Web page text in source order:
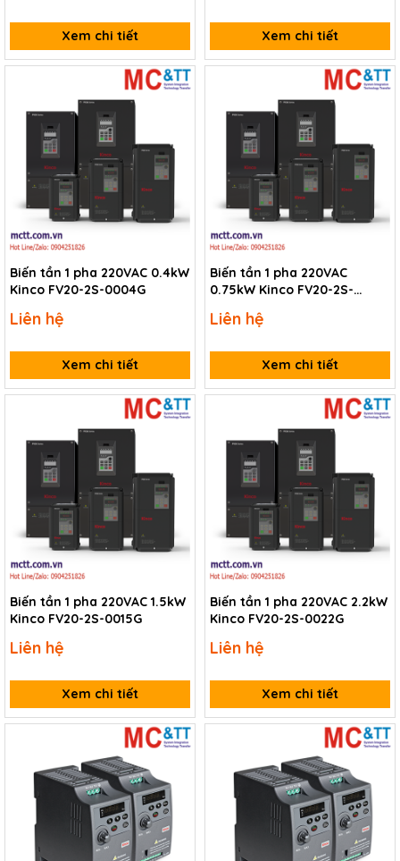
Xem chi tiết Xem chi tiết
Biến tần 1 pha 220VAC 0.4kW
Kinco FV20-2S-0004G
Liên hệ
Xem chi tiết
Biến tần 1 pha 220VAC
0.75kW Kinco FV20-2S-
Liên hệ
Xem chi tiết
Biến tần 1 pha 220VAC 1.5kW
Kinco FV20-2S-0015G
Liên hệ
Xem chi tiết
Biến tần 1 pha 220VAC 2.2kW
Kinco FV20-2S-0022G
Liên hệ
Xem chi tiết